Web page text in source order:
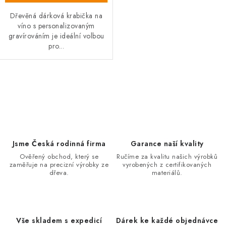
Dřevěná dárková krabička na
víno s personalizovaným
gravírováním je ideální volbou
pro...
c
Jsme Česká rodinná firma
Ověřený obchod, který se
zaměřuje na precizní výrobky ze
dřeva.
Garance naší kvality
Ručíme za kvalitu našich výrobků
vyrobených z certifikovaných
materiálů.
Vše skladem s expedicí
Dárek ke každé objednávce